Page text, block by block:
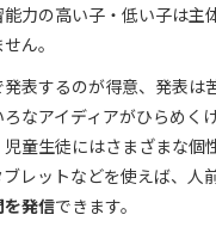
力の高い子・低い子は主
ん。
表するのが得意、発表は
なアイディアがひらめく
童生徒にはさまざまな個
レットなどを使えば、人
を発信できます。